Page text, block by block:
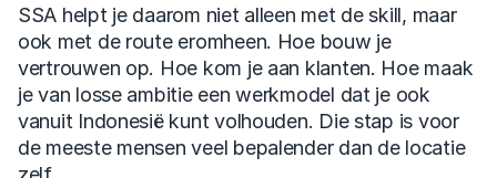
SSA helpt je daarom niet alleen met de skill, maar
ook met de route eromheen. Hoe bouw je
vertrouwen op. Hoe kom je aan klanten. Hoe maak
je van losse ambitie een werkmodel dat je ook
vanuit Indonesië kunt volhouden. Die stap is voor
de meeste mensen veel bepalender dan de locatie